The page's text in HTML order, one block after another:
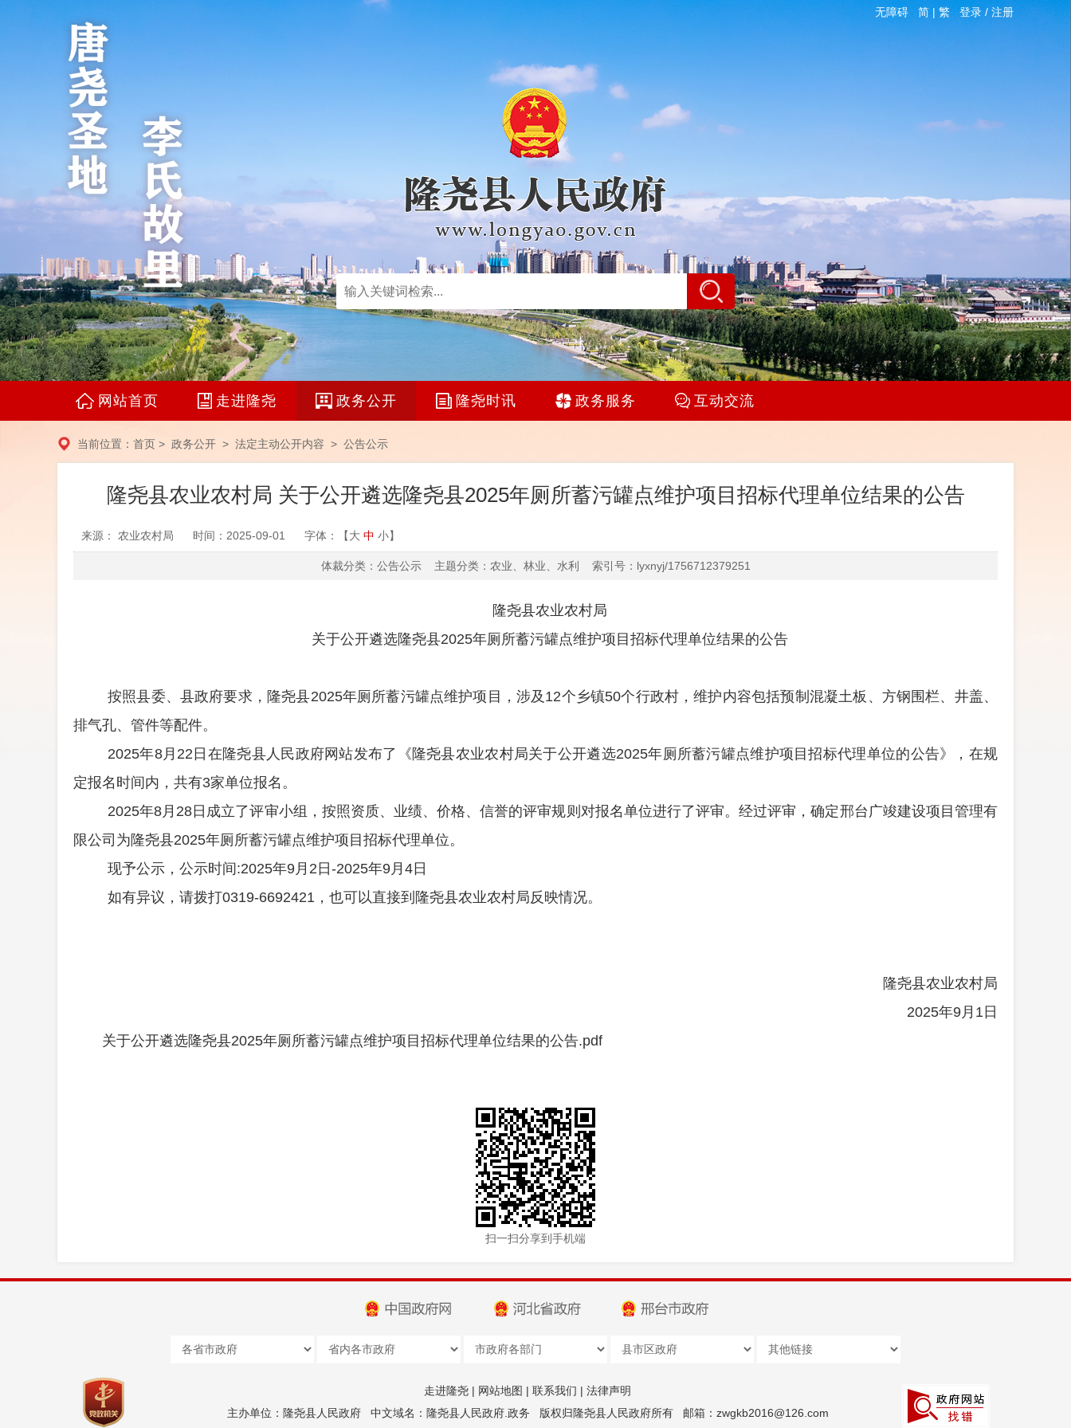
无障碍 简 |繁 登录/ 注册
网站首页 走进隆尧 政务公开 隆尧时讯 政务服务 互动交流
当前位置： 首页 > 政务公开 > 法定主动公开内容 > 公告公示
隆尧县农业农村局 关于公开遴选隆尧县2025年厕所蓄污罐点维护项目招标代理单位结果的公告
来源： 农业农村局 时间：2025-09-01 字体：【大 中 小】
体裁分类：公告公示 主题分类：农业、林业、水利 索引号：lyxnyj/1756712379251
隆尧县农业农村局
关于公开遴选隆尧县2025年厕所蓄污罐点维护项目招标代理单位结果的公告
按照县委、县政府要求，隆尧县2025年厕所蓄污罐点维护项目，涉及12个乡镇50个行政村，维护内容包括预制混凝土板 、 方钢围栏、井盖、
排气孔、管件等配件。
2025年8月22日在隆尧县人民政府网站发布了《隆尧县农业农村局关于公开遴选2025年厕所蓄污罐点维护项目招标代理单位的公告》，在规
定报名时间内，共有3家单位报名 。
2025年8月28日成立了评审小组，按照资质、业绩、价格、信誉的评审规则对报名单位进行了评审。经过评审，确定邢台 广竣建设项目管理有
限公司 为隆尧县2025年厕所蓄污罐点维护项目招标代理单位。
现予公示，公示时间 :2025年9月2日-2025年9月4 日
如有异议，请拨打0319-6692421，也可以直接到隆尧县农业农村局反映情况。
隆尧县农业农村局
2025年9月1日
关于公开遴选隆尧县2025年厕所蓄污罐点维护项目招标代理单位结果的公告.pdf
扫一扫分享到手机端
走进隆尧 | 网站地图 | 联系我们 | 法律声明
主办单位：隆尧县人民政府
中文域名：隆尧县人民政府.政务 版权归隆尧县人民政府所有 邮箱：zwgkb2016@126.com